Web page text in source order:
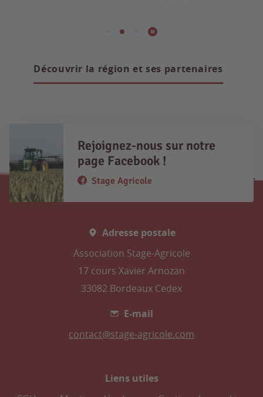
Découvrir la région et ses partenaires
Rejoignez-nous sur notre
page Facebook !
Stage Agricole
Adresse postale
Association Stage-Agricole
17 cours Xavier Arnozan
33082 Bordeaux Cedex
E-mail
contact@stage-agricole.com
Liens utiles